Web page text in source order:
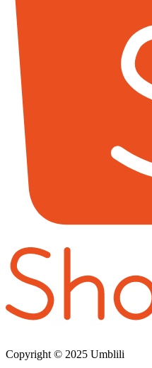
Copyright © 2025 Umblili